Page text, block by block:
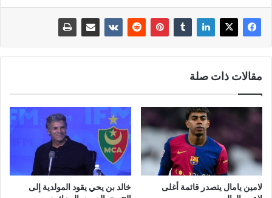
مقالات ذات صلة
لامين يامال يتصدر قائمة أغلى
خالد بن يحي يقود المولدية إلى